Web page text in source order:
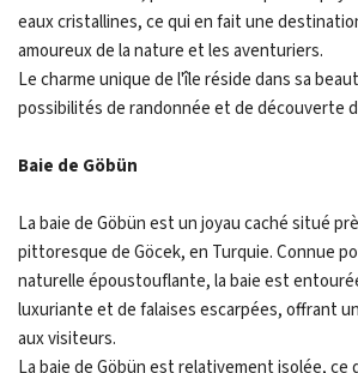
eaux cristallines, ce qui en fait une
amoureux de la nature et les aventuriers.
Le charme unique de l'île réside dans sa
possibilités de randonnée et de découverte
Baie de Göbün
La baie de Göbün est un joyau caché situé
pittoresque de Göcek, en Turquie. Connue
naturelle époustouflante, la baie est
luxuriante et de falaises escarpées, offrant
aux visiteurs.
La baie de Göbün est relativement isolée, ce